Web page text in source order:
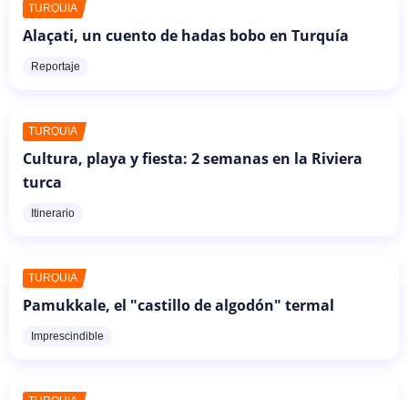
TURQUÍA
Alaçati, un cuento de hadas bobo en Turquía
Reportaje
TURQUÍA
Cultura, playa y fiesta: 2 semanas en la Riviera
turca
Itinerario
TURQUÍA
Pamukkale, el "castillo de algodón" termal
Imprescindible